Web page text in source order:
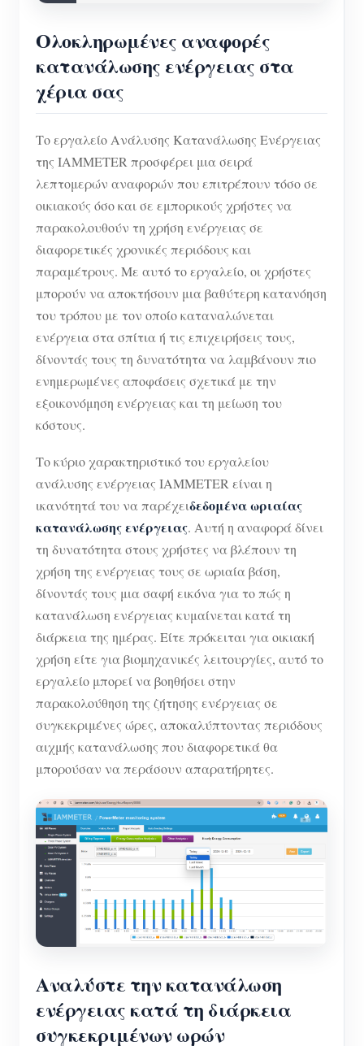
Ολοκληρωμένες αναφορές
κατανάλωσης ενέργειας στα
χέρια σας
Το εργαλείο Ανάλυσης Κατανάλωσης Ενέργειας
της IAMMETER προσφέρει μια σειρά
λεπτομερών αναφορών που επιτρέπουν τόσο σε
οικιακούς όσο και σε εμπορικούς χρήστες να
παρακολουθούν τη χρήση ενέργειας σε
διαφορετικές χρονικές περιόδους και
παραμέτρους. Με αυτό το εργαλείο, οι χρήστες
μπορούν να αποκτήσουν μια βαθύτερη κατανόηση
του τρόπου με τον οποίο καταναλώνεται
ενέργεια στα σπίτια ή τις επιχειρήσεις τους,
δίνοντάς τους τη δυνατότητα να λαμβάνουν πιο
ενημερωμένες αποφάσεις σχετικά με την
εξοικονόμηση ενέργειας και τη μείωση του
κόστους.
Το κύριο χαρακτηριστικό του εργαλείου
ανάλυσης ενέργειας IAMMETER είναι η
ικανότητά του να παρέχειδεδομένα ωριαίας
κατανάλωσης ενέργειας. Αυτή η αναφορά δίνει
τη δυνατότητα στους χρήστες να βλέπουν τη
χρήση της ενέργειας τους σε ωριαία βάση,
δίνοντάς τους μια σαφή εικόνα για το πώς η
κατανάλωση ενέργειας κυμαίνεται κατά τη
διάρκεια της ημέρας. Είτε πρόκειται για οικιακή
χρήση είτε για βιομηχανικές λειτουργίες, αυτό το
εργαλείο μπορεί να βοηθήσει στην
παρακολούθηση της ζήτησης ενέργειας σε
συγκεκριμένες ώρες, αποκαλύπτοντας περιόδους
αιχμής κατανάλωσης που διαφορετικά θα
μπορούσαν να περάσουν απαρατήρητες.
Αναλύστε την κατανάλωση
ενέργειας κατά τη διάρκεια
συγκεκριμένων ωρών